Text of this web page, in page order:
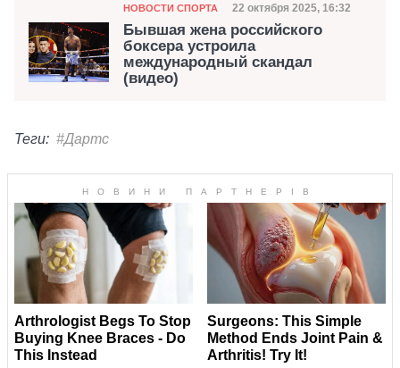
Категория
НОВОСТИ СПОРТА Дата публикации
22 октября 2025, 16:32
Бывшая жена российского
боксера устроила
международный скандал
(видео)
Теги: #Дартс